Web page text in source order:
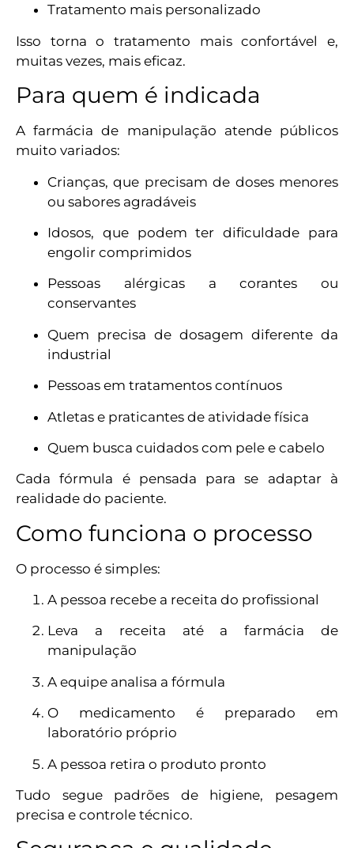
Tratamento mais personalizado
Isso torna o tratamento mais confortável e,
muitas vezes, mais eficaz.
Para quem é indicada
A farmácia de manipulação atende públicos
muito variados:
Crianças, que precisam de doses menores
ou sabores agradáveis
Idosos, que podem ter dificuldade para
engolir comprimidos
Pessoas alérgicas a corantes ou
conservantes
Quem precisa de dosagem diferente da
industrial
Pessoas em tratamentos contínuos
Atletas e praticantes de atividade física
Quem busca cuidados com pele e cabelo
Cada fórmula é pensada para se adaptar à
realidade do paciente.
Como funciona o processo
O processo é simples:
A pessoa recebe a receita do profissional
Leva a receita até a farmácia de
manipulação
A equipe analisa a fórmula
O medicamento é preparado em
laboratório próprio
A pessoa retira o produto pronto
Tudo segue padrões de higiene, pesagem
precisa e controle técnico.